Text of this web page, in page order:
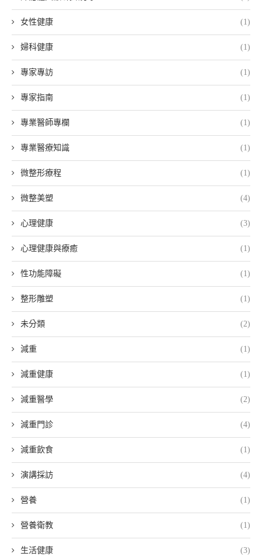
女性健康 (1)
婦科健康 (1)
專家專訪 (1)
專家指南 (1)
專業醫師專欄 (1)
專業醫療知識 (1)
微整形療程 (1)
微整美塑 (4)
心理健康 (3)
心理健康與療癒 (1)
性功能障礙 (1)
整形雕塑 (1)
未分類 (2)
減重 (1)
減重健康 (1)
減重醫學 (2)
減重門診 (4)
減重飲食 (1)
演講採訪 (4)
營養 (1)
營養衛教 (1)
生活健康 (3)